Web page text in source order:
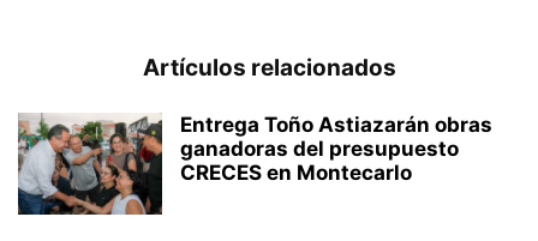
Artículos relacionados
Entrega Toño Astiazarán obras
ganadoras del presupuesto
CRECES en Montecarlo